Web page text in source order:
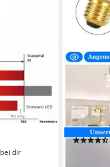
Omni -
E27,
R9
dir
ZMH
LED-
A60
2700K,